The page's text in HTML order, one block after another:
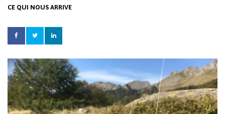
CE QUI NOUS ARRIVE